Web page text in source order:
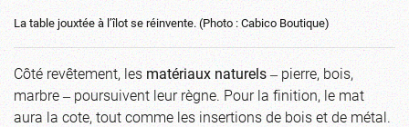
La table jouxtée à l’îlot se réinvente. (Photo : Cabico Boutique)
Côté revêtement, lesmatériaux naturels‒ pierre, bois,
marbre ‒ poursuivent leur règne. Pour la finition, le mat
aura la cote, tout comme les insertions de bois et de métal.